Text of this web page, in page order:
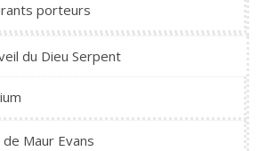
porteurs
du Dieu Serpent
Maur Evans